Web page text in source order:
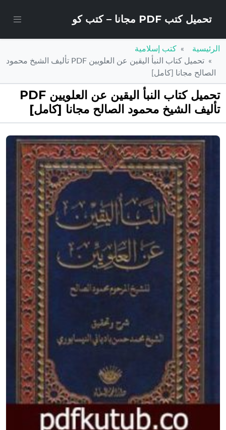
تحميل كتب PDF مجانا – كتب كو
الرئيسية
كتب إسلامية
تحميل كتاب النبأ اليقين عن العلويين PDF تأليف الشيخ محمود
الصالح مجانا [كامل]
تحميل كتاب النبأ اليقين عن العلويين PDF
تأليف الشيخ محمود الصالح مجانا [كامل]